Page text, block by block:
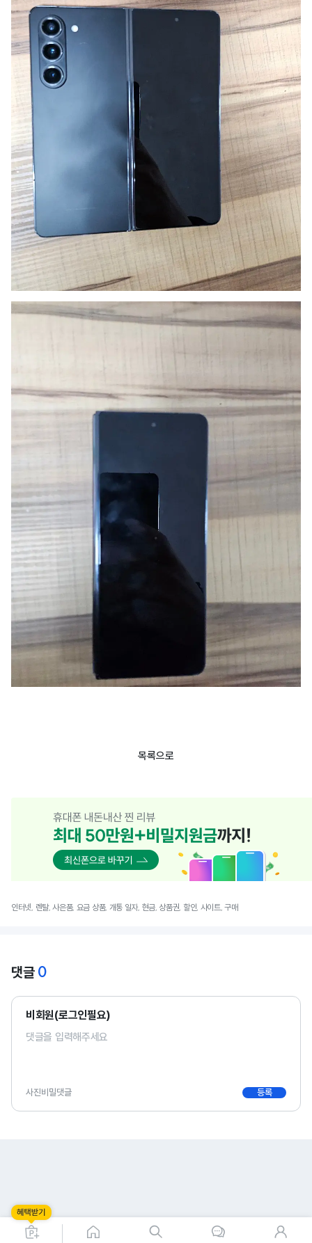
목록으로
인터넷, 렌탈, 사은품, 요금 상품, 개통 일자, 현금, 상품권, 할인, 사이트, 구매
댓글 0
비회원(로그인필요)
사진비밀댓글 등록
0